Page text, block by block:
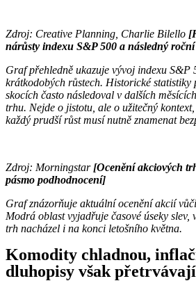
Zdroj: Creative Planning, Charlie Bilello
nárůsty indexu S&P 500 a následný
Graf přehledně ukazuje vývoj indexu S&P
krátkodobých růstech. Historické statistiky
skocích často následoval v dalších
trhu. Nejde o jistotu, ale o užitečný
každý prudší růst musí nutně znamenat
Zdroj: Morningstar [Ocenění akciových
pásmo podhodnocení]
Graf znázorňuje aktuální ocenění akcií
Modrá oblast vyjadřuje časové úseky slev,
trh nacházel i na konci letošního května.
Komodity chladnou,
dluhopisy však přetrvávají